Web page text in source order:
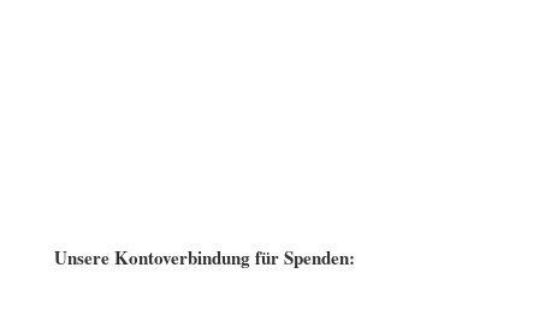
Unsere Kontoverbindung für Spenden: